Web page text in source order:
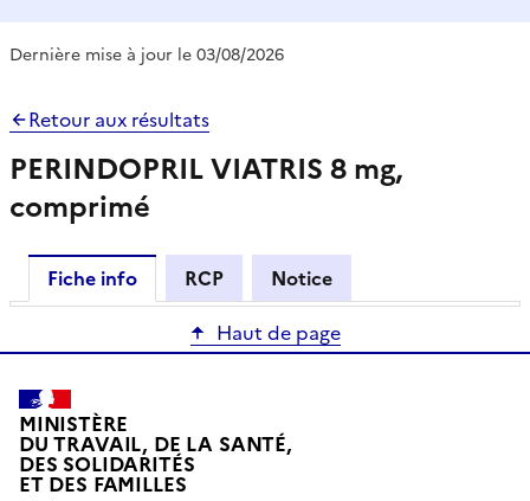
Dernière mise à jour le 03/08/2026
Retour aux résultats
PERINDOPRIL VIATRIS 8 mg,
comprimé
Fiche info RCP
Notice
Haut de page
MINISTÈRE
DU TRAVAIL, DE LA SANTÉ,
DES SOLIDARITÉS
ET DES FAMILLES